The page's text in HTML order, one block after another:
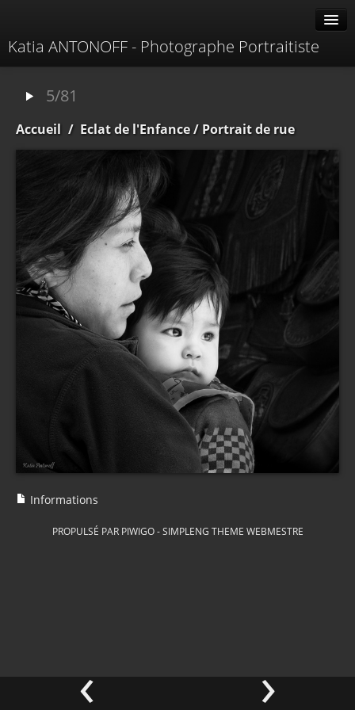
Katia ANTONOFF - Photographe Portraitiste
5/81
Accueil / Eclat de l'Enfance/ Portrait de rue
‹ ›
Informations
PROPULSÉ PAR PIWIGO-SIMPLENG THEME WEBMESTRE